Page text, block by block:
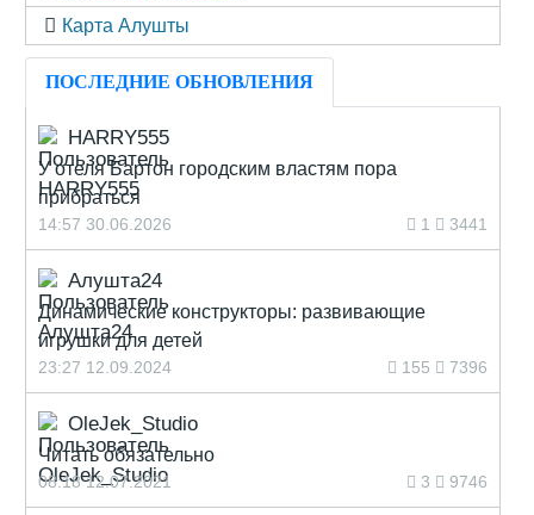
Карта Алушты
ПОСЛЕДНИЕ ОБНОВЛЕНИЯ
HARRY555
У отеля Бартон городским властям пора
прибраться
14:57 30.06.2026 1 3441
Алушта24
Динамические конструкторы: развивающие
игрушки для детей
23:27 12.09.2024 155 7396
OleJek_Studio
Читать обязательно
08:18 12.07.2021 3 9746